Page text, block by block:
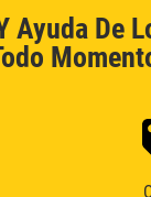
Ayuda De